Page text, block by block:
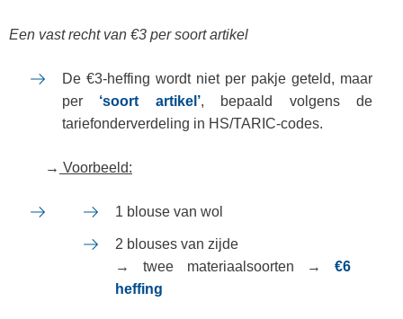
Een vast recht van €3 per soort artikel
De €3‑heffing wordt niet per pakje geteld, maar
per ‘soort artikel’, bepaald volgens de
tariefonderverdeling in HS/TARIC‑codes.
→ Voorbeeld:
1 blouse van wol
2 blouses van zijde
→ twee materiaalsoorten →
€6
heffing